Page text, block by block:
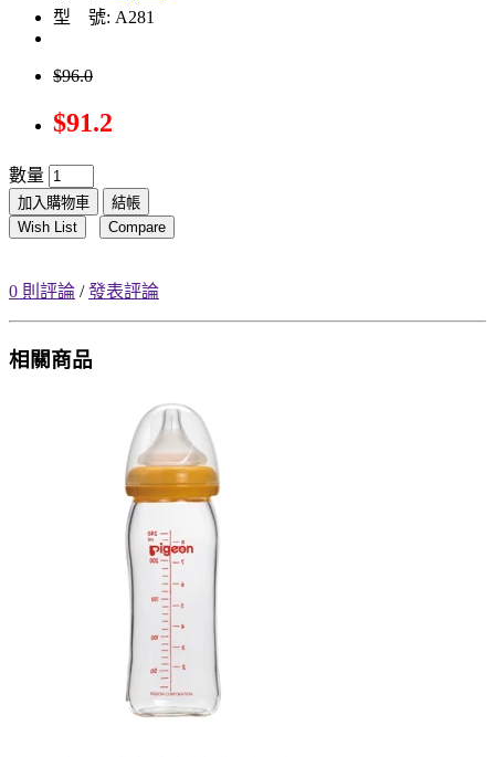
型 號: A281
$96.0
$91.2
數量
加入購物車
結帳
Wish List
Compare
0 則評論 /發表評論
相關商品